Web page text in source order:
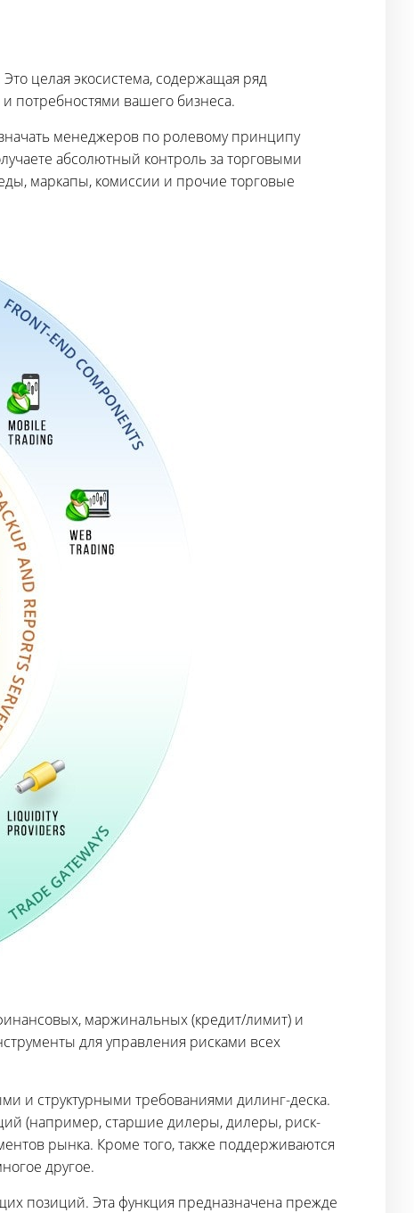
целая экосистема, содержащая ряд
потребностями вашего бизнеса.
менеджеров по ролевому принципу
абсолютный контроль за торговыми
маркапы, комиссии и прочие торговые
маржинальных (кредит/лимит) и
для управления рисками всех
и структурными требованиями дилинг-деска.
(например, старшие дилеры, дилеры, риск-
рынка. Кроме того, также поддерживаются
другое.
позиций. Эта функция предназначена прежде